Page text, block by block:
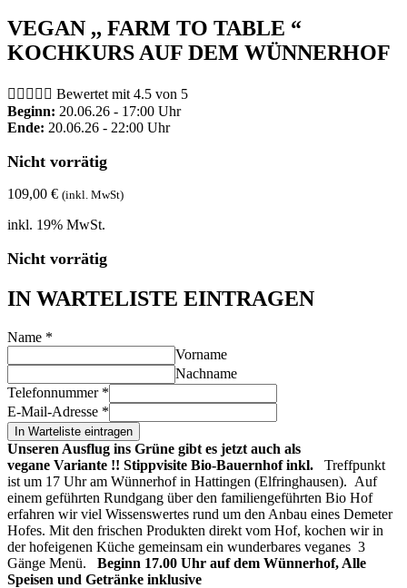
VEGAN ,, FARM TO TABLE “
KOCHKURS AUF DEM WÜNNERHOF
     Bewertet mit 4.5 von 5
Beginn: 20.06.26 - 17:00 Uhr
Ende: 20.06.26 - 22:00 Uhr
Nicht vorrätig
109,00 € (inkl. MwSt)
inkl. 19% MwSt.
Nicht vorrätig
IN WARTELISTE EINTRAGEN
Name *
Vorname
Nachname
Telefonnummer *
E-Mail-Adresse *
In Warteliste eintragen
Unseren Ausflug ins Grüne gibt es jetzt auch als
vegane Variante !! Stippvisite Bio-Bauernhof inkl. Treffpunkt
ist um 17 Uhr am Wünnerhof in Hattingen (Elfringhausen). Auf
einem geführten Rundgang über den familiengeführten Bio Hof
erfahren wir viel Wissenswertes rund um den Anbau eines Demeter
Hofes. Mit den frischen Produkten direkt vom Hof, kochen wir in
der hofeigenen Küche gemeinsam ein wunderbares veganes 3
Gänge Menü. Beginn 17.00 Uhr auf dem Wünnerhof, Alle
Speisen und Getränke inklusive